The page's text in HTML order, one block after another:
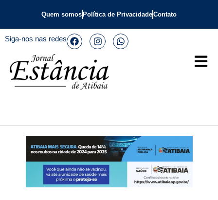
Quem somos Política de PrivacidadeContato
Siga-nos nas redes